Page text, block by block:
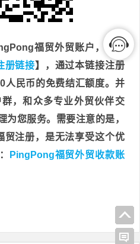
福贸外贸账户，请点
册链接】，通过本链接注册
人民币的免费结汇额度。并
，和众多专业外贸伙伴交
为您服务。需要注意的是，
注册，是无法享受这个优
PingPong福贸外贸收款账